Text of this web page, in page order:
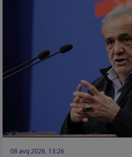
08 avq 2026, 13:26